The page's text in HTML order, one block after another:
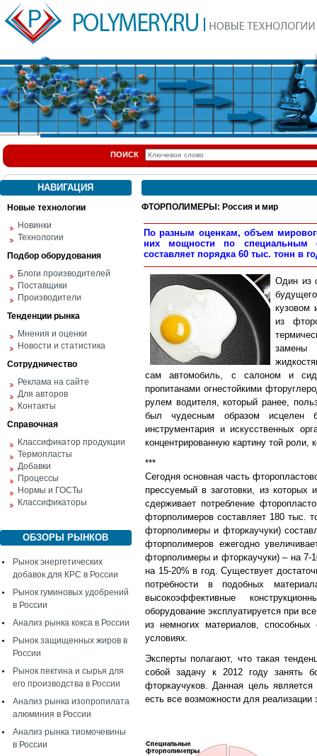
ПОИСК
НАВИГАЦИЯ
Новые технологии
Новинки
Технологии
Подбор оборудования
Блоги производителей
Поставщики
Производители
Тенденции рынка
Мнения и оценки
Новости и статистика
Сотрудничество
Реклама на сайте
Для авторов
Контакты
Справочная
Классификатор продукции
Термопласты
Добавки
Процессы
Нормы и ГОСТы
Классификаторы
ОБЗОРЫ РЫНКОВ
Рынок энергетических
добавок для КРС в России
Рынок гуминовых удобрений
в России
Анализ рынка кокса в России
Рынок защищенных жиров в
России
Рынок пектина и сырья для
его производства в России
Анализ рынка изопропилата
алюминия в России
Анализ рынка тиомочевины
в России
ФТОРПОЛИМЕРЫ: Россия и мир
По разным оценкам, объем
них мощности по специальным
составляет порядка 60 тыс. тонн в
Один из
кузовом
из
замены
сам автомобиль, с салоном и
пропитанами огнестойкими
рулем водителя, который ранее,
был чудесным образом исцелен
инструментария и искусственных
концентрированную картину той
***
Сегодня основная часть
прессуемый в заготовки, из которых
сдерживает потребление
фторполимеров составляет 180 тыс.
фторполимеры и фторкаучуки)
фторполимеров ежегодно
фторполимеры и фторкаучуки) – на 7-
на 15-20% в год. Существует
потребности в подобных
высокоэффективные
оборудование эксплуатируется при
из немногих материалов,
условиях.
Эксперты полагают, что такая
собой задачу к 2012 году занять
фторкаучуков. Данная цель
есть все возможности для реализации